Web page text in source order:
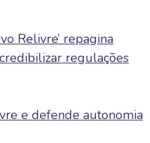
Relivre’ repagina
regulações
e defende autonomia